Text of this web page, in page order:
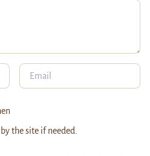
the site if needed.